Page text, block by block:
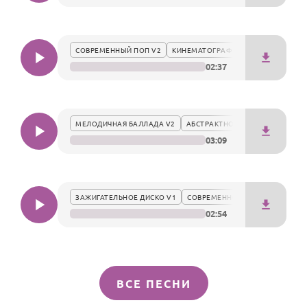
СОВРЕМЕННЫЙ ПОП V2 КИНЕМАТОГРАФИЧНО
02:37
МЕЛОДИЧНАЯ БАЛЛАДА V2 АБСТРАКТНО
03:09
ЗАЖИГАТЕЛЬНОЕ ДИСКО V1 СОВРЕМЕННО
02:54
ВСЕ ПЕСНИ